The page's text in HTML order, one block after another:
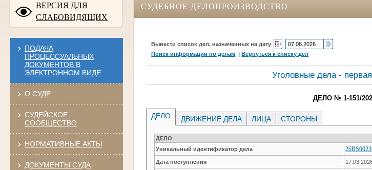
ВЕРСИЯ ДЛЯ
СЛАБОВИДЯЩИХ
ПОДАЧА
ПРОЦЕССУАЛЬНЫХ
ДОКУМЕНТОВ В
ЭЛЕКТРОННОМ ВИДЕ
О СУДЕ
СУДЕЙСКОЕ
СООБЩЕСТВО
НОРМАТИВНЫЕ АКТЫ
ДОКУМЕНТЫ СУДА
СУДЕБНОЕ ДЕЛОПРОИЗВОДСТВО
Вывести список дел, назначенных на дату
Поиск информации по делам |Вернуться к списку дел
Уголовные дела -
ДЕЛО № 1-151/
ДЕЛО ДВИЖЕНИЕ ДЕЛА ЛИЦА СТОРОНЫ
ДЕЛО
Уникальный идентификатор дела
Дата поступления